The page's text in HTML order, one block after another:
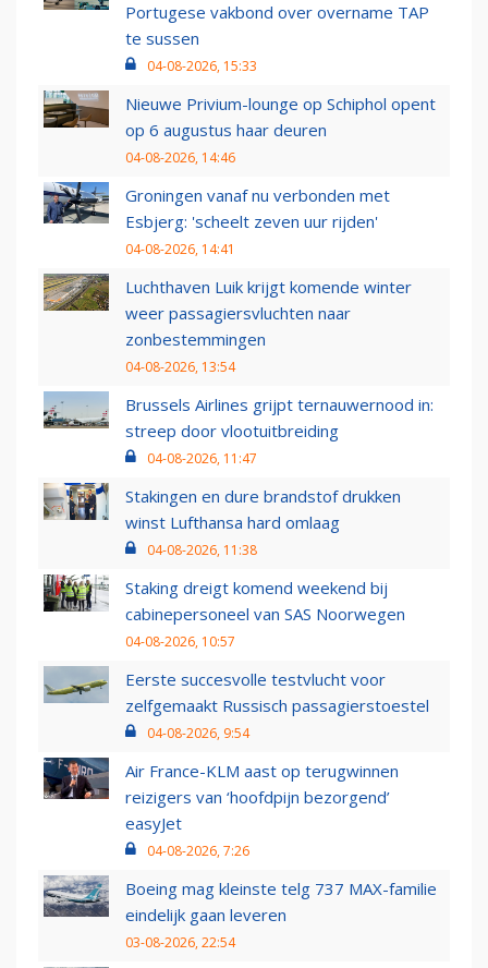
Portugese vakbond over overname TAP
te sussen
04-08-2026, 15:33
Nieuwe Privium-lounge op Schiphol opent
op 6 augustus haar deuren
04-08-2026, 14:46
Groningen vanaf nu verbonden met
Esbjerg: 'scheelt zeven uur rijden'
04-08-2026, 14:41
Luchthaven Luik krijgt komende winter
weer passagiersvluchten naar
zonbestemmingen
04-08-2026, 13:54
Brussels Airlines grijpt ternauwernood in:
streep door vlootuitbreiding
04-08-2026, 11:47
Stakingen en dure brandstof drukken
winst Lufthansa hard omlaag
04-08-2026, 11:38
Staking dreigt komend weekend bij
cabinepersoneel van SAS Noorwegen
04-08-2026, 10:57
Eerste succesvolle testvlucht voor
zelfgemaakt Russisch passagierstoestel
04-08-2026, 9:54
Air France-KLM aast op terugwinnen
reizigers van ‘hoofdpijn bezorgend’
easyJet
04-08-2026, 7:26
Boeing mag kleinste telg 737 MAX-familie
eindelijk gaan leveren
03-08-2026, 22:54